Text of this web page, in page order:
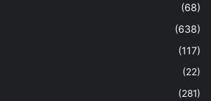
(68)
(638)
(117)
(22)
(281)